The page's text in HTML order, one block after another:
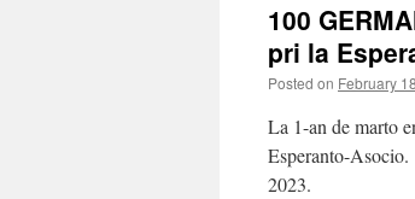
100
pri la
Posted on February
La 1-an de marto
Esperanto-Asocio.
2023.